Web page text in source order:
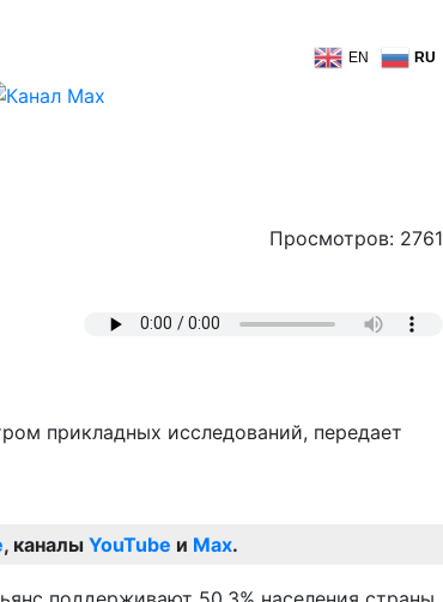
EN RU
Просмотров: 2761
прикладных исследований, передает
, каналы YouTube и Max.